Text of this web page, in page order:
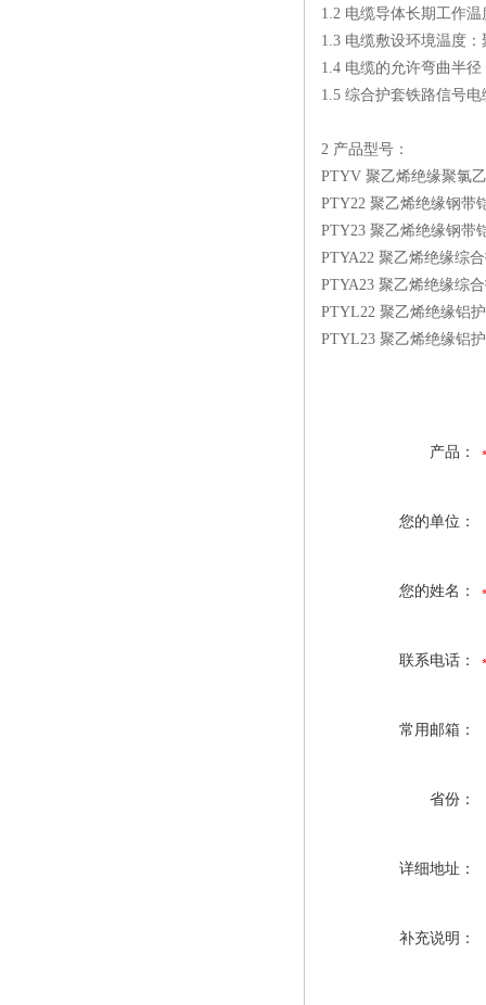
1.2 电缆导体长期工作
1.3 电缆敷设环境温度
1.4 电缆的允许弯曲半
1.5 综合护套铁路信号
2 产品型号：
PTYV 聚乙烯绝缘聚氯
PTY22 聚乙烯绝缘钢带
PTY23 聚乙烯绝缘钢带
PTYA22 聚乙烯绝缘综
PTYA23 聚乙烯绝缘综
PTYL22 聚乙烯绝缘铝
PTYL23 聚乙烯绝缘铝
产品：
您的单位：
您的姓名：
联系电话：
常用邮箱：
省份：
详细地址：
补充说明：